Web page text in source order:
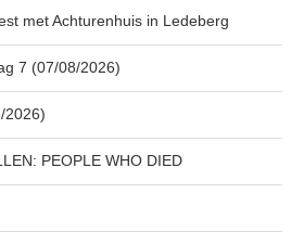
met Achturenhuis in Ledeberg
7 (07/08/2026)
2026)
PEOPLE WHO DIED